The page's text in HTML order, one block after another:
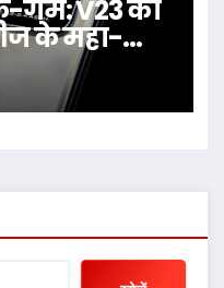
गेम: V23 की
के महा-